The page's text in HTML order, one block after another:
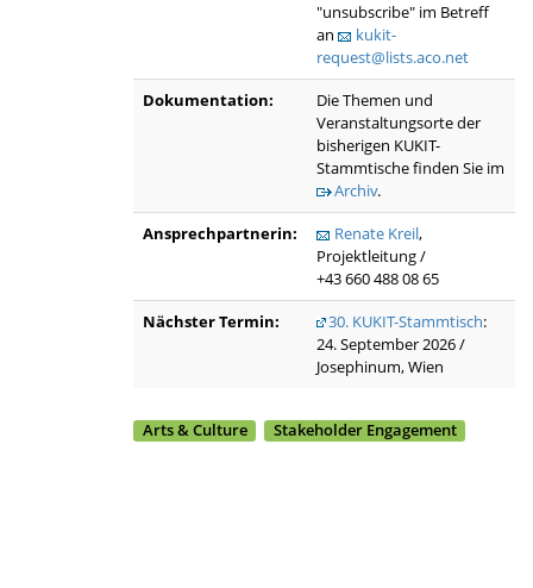
"unsubscribe" im Betreff
an
kukit-
request@lists.aco.net
Dokumentation:
Die Themen und
Veranstaltungsorte der
bisherigen KUKIT-
Stammtische finden Sie im
Archiv.
Ansprechpartnerin:
Renate Kreil,
Projektleitung /
+43 660 488 08 65
Nächster Termin:
30. KUKIT-Stammtisch:
24. September 2026 /
Josephinum, Wien
Arts & Culture Stakeholder Engagement